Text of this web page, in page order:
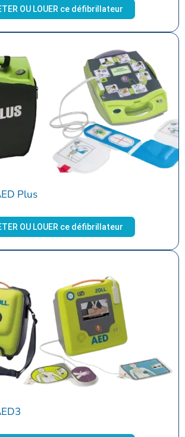
OU LOUER ce défibrillateur
Plus
OU LOUER ce défibrillateur